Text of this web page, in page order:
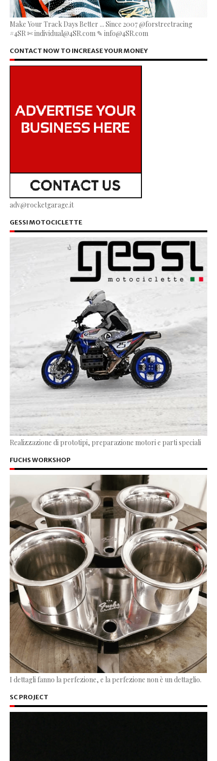
Make Your Track Days Better ... Since 2007 @forstreetracing
#4SR ✄ individual@4SR.com ✎ info@4SR.com
CONTACT NOW TO INCREASE YOUR MONEY
adv@rocketgarage.it
GESSI MOTOCICLETTE
Realizzazione di prototipi, preparazione motori e parti speciali
FUCHS WORKSHOP
I dettagli fanno la perfezione, e la perfezione non è un dettaglio.
SC PROJECT